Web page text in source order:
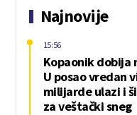
Najnovije
Kopaonik dobija
U posao vredan
milijarde ulazi i
za veštački sneg
15:56